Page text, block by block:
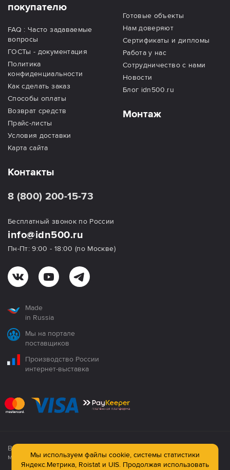
покупателю
FAQ : Часто задаваемые
вопросы
ГОСТы - документация
Политика
конфиденциальности
Как сделать заказ
Способы оплаты
Возврат средств
Прайс-листы
Условия доставки
Карта сайта
Готовые объекты
Нам доверяют
Сертификаты и дипломы
Работа у нас
Сотрудничество с нами
Новости
Блог idn500.ru
Монтаж
Контакты
8 (800) 200-15-73
Бесплатный звонок по России
info@idn500.ru
Пн-Пт: 9:00 - 18:00 (по Москве)
Made
in Russia
Мы на портале
поставщиков
Производство России
интернет-выставка
Все продукция сертифицирована. Использование
материалов сайта строго запрещено!
Мы используем файлы cookie, системы статистики
Яндекс.Метрика, Roistat и UIS. Продолжая использовать